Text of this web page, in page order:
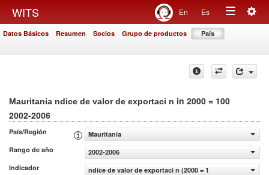
WITS En Es
Toggle
Datos Básicos Resumen Socios Grupo de productos País
Mauritania ndice de valor de exportaci n in 2000 = 100
2002-2006
País/Región
Mauritania
Rango de año
2002-2006
Indicador
ndice de valor de exportaci n (2000 = 100)